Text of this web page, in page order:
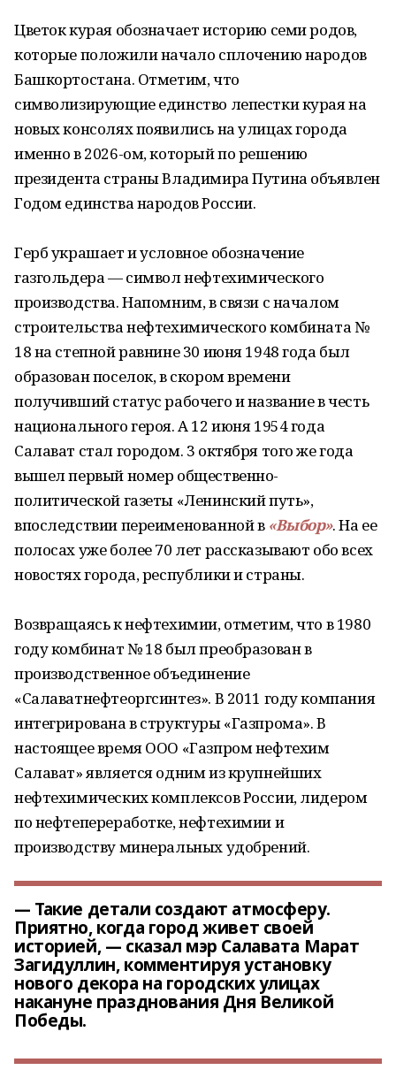
Цветок курая обозначает историю семи родов,
которые положили начало сплочению народов
Башкортостана. Отметим, что
символизирующие единство лепестки курая на
новых консолях появились на улицах города
именно в 2026-ом, который по решению
президента страны Владимира Путина объявлен
Годом единства народов России.
Герб украшает и условное обозначение
газгольдера — символ нефтехимического
производства. Напомним, в связи с началом
строительства нефтехимического комбината №
18 на степной равнине 30 июня 1948 года был
образован поселок, в скором времени
получивший статус рабочего и название в честь
национального героя. А 12 июня 1954 года
Салават стал городом. 3 октября того же года
вышел первый номер общественно-
политической газеты «Ленинский путь»,
впоследствии переименованной в «Выбор». На ее
полосах уже более 70 лет рассказывают обо всех
новостях города, республики и страны.
Возвращаясь к нефтехимии, отметим, что в 1980
году комбинат № 18 был преобразован в
производственное объединение
«Салаватнефтеоргсинтез». В 2011 году компания
интегрирована в структуры «Газпрома». В
настоящее время ООО «Газпром нефтехим
Салават» является одним из крупнейших
нефтехимических комплексов России, лидером
по нефтепереработке, нефтехимии и
производству минеральных удобрений.
— Такие детали создают атмосферу.
Приятно, когда город живет своей
историей, — сказал мэр Салавата Марат
Загидуллин, комментируя установку
нового декора на городских улицах
накануне празднования Дня Великой
Победы.